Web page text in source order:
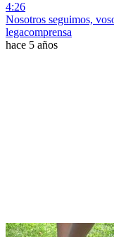
4:26
Nosotros seguimos,
legacomprensa
hace 5 años